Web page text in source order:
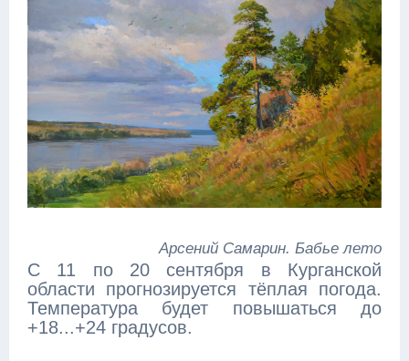
Арсений Самарин. Бабье лето
С 11 по 20 сентября в Курганской
области прогнозируется тёплая погода.
Температура будет повышаться до
+18...+24 градусов.